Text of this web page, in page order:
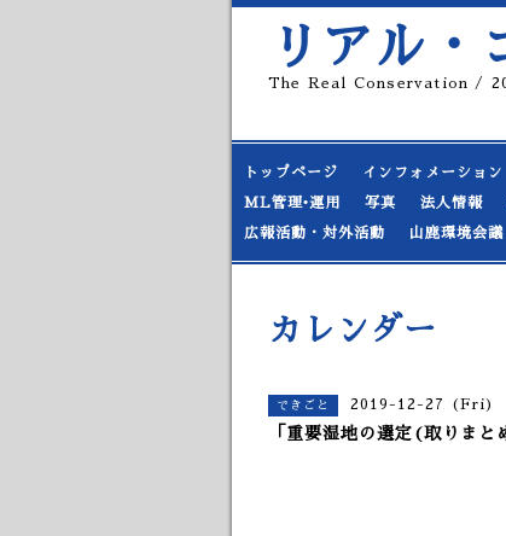
リアル・
The Real Conservation /
トップページ インフォメーション
ML管理•運用 写真 法人情報
広報活動・対外活動 山鹿環境会議
カレンダー
できごと 2019-12-27 (Fri)
「重要湿地の選定(取りま